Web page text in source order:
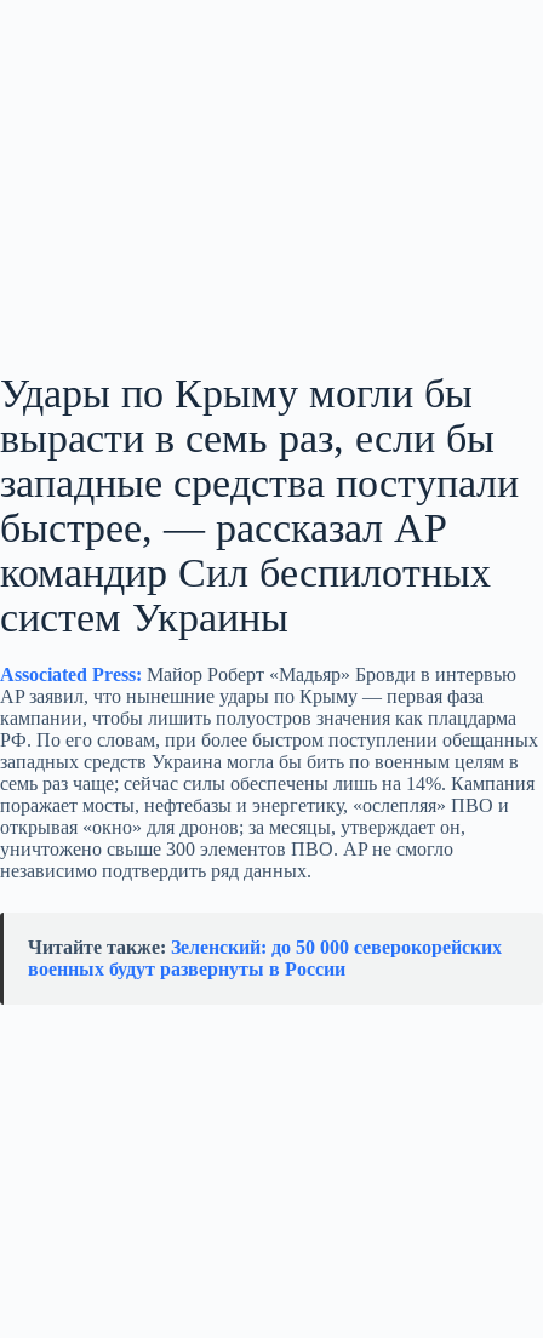
Удары по Крыму могли бы
вырасти в семь раз, если бы
западные средства поступали
быстрее, — рассказал AP
командир Сил беспилотных
систем Украины
Associated Press: Майор Роберт «Мадьяр» Бровди в интервью
AP заявил, что нынешние удары по Крыму — первая фаза
кампании, чтобы лишить полуостров значения как плацдарма
РФ. По его словам, при более быстром поступлении обещанных
западных средств Украина могла бы бить по военным целям в
семь раз чаще; сейчас силы обеспечены лишь на 14%. Кампания
поражает мосты, нефтебазы и энергетику, «ослепляя» ПВО и
открывая «окно» для дронов; за месяцы, утверждает он,
уничтожено свыше 300 элементов ПВО. AP не смогло
независимо подтвердить ряд данных.
Читайте также: Зеленский: до 50 000 северокорейских
военных будут развернуты в России